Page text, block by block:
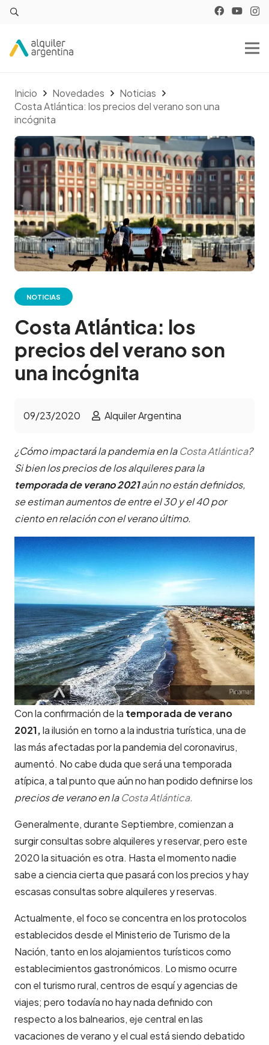
Inicio Novedades
Noticias
Costa Atlántica: los precios del verano son una
incógnita
NOTICIAS
Costa Atlántica: los
precios del verano son
una incógnita
09/23/2020 Alquiler Argentina
¿Cómo impactará la pandemia en laCosta Atlántica?
Si bien los precios de los alquileres para la
temporada de verano 2021aún no están definidos,
se estiman aumentos de entre el 30 y el 40 por
ciento en relación con el verano último.
Con la confirmación de la temporada de verano
2021,la ilusión en torno a la industria turística, una de
las más afectadas por la pandemia del coronavirus,
aumentó. No cabe duda que será una temporada
atípica, a tal punto que aún no han podido definirse los
precios de verano en laCosta Atlántica.
Generalmente, durante Septiembre, comienzan a
surgir consultas sobre alquileres y reservar, pero este
2020 la situación es otra. Hasta el momento nadie
sabe a ciencia cierta que pasará con los precios y hay
escasas consultas sobre alquileres y reservas.
Actualmente, el foco se concentra en los protocolos
establecidos desde el Ministerio de Turismo de la
Nación, tanto en los alojamientos turísticos como
establecimientos gastronómicos. Lo mismo ocurre
con el turismo rural, centros de esquí y agencias de
viajes; pero todavía no hay nada definido con
respecto a los balnearios, eje central en las
vacaciones de verano y el cual está siendo debatido